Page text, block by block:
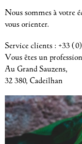
Nous sommes à votre
vous orienter.
Service clients : +33
Vous êtes un
Au Grand Sauzens,
32 380, Cadeilhan